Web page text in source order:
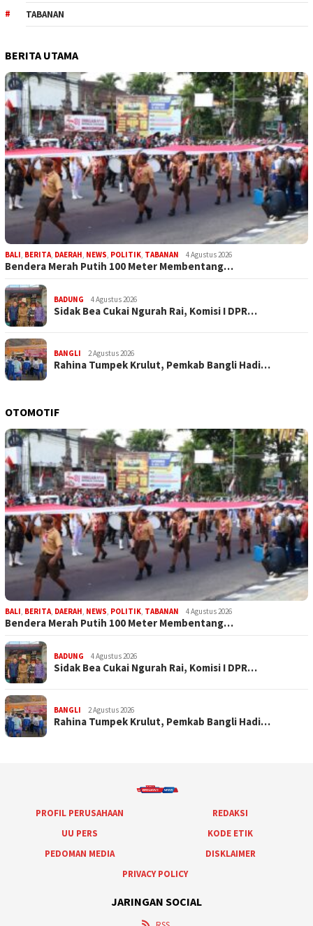
TABANAN
BERITA UTAMA
BALI BERITA DAERAH NEWS POLITIK TABANAN 4 Agustus 2026
Bendera Merah Putih 100 Meter Membentang…
BADUNG 4 Agustus 2026
Sidak Bea Cukai Ngurah Rai, Komisi I DPR…
BANGLI 2 Agustus 2026
Rahina Tumpek Krulut, Pemkab Bangli Hadi…
OTOMOTIF
BALI BERITA DAERAH NEWS POLITIK TABANAN 4 Agustus 2026
Bendera Merah Putih 100 Meter Membentang…
BADUNG 4 Agustus 2026
Sidak Bea Cukai Ngurah Rai, Komisi I DPR…
BANGLI 2 Agustus 2026
Rahina Tumpek Krulut, Pemkab Bangli Hadi…
PROFIL PERUSAHAAN
REDAKSI
UU PERS
KODE ETIK
PEDOMAN MEDIA
DISKLAIMER
PRIVACY POLICY
JARINGAN SOCIAL